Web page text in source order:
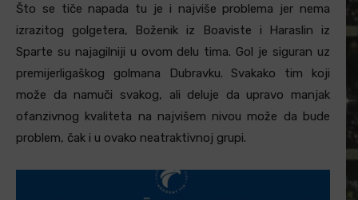
Što se tiče napada tu je i najviše problema jer nema
izrazitog golgetera, Boženik iz Boaviste i Haraslin iz
Sparte su najagilniji u ovom delu tima. Gol je siguran uz
premijerligaškog golmana Dubravku. Svakako tim koji
može da namuči svakog, ali deluje da upravo manjak
ofanzivnog kvaliteta na najvišem nivou može da bude
problem, čak i u ovako neatraktivnoj grupi.